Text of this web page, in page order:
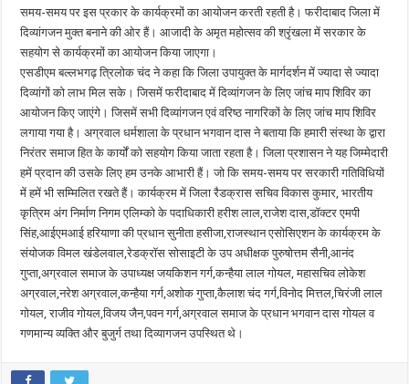
समय-समय पर इस प्रकार के कार्यक्रमों का आयोजन करती रहती है। फरीदाबाद जिला में
दिव्यांगजन मुक्त बनाने की ओर हैं। आजादी के अमृत महोत्सव की श्रृंखला में सरकार के
सहयोग से कार्यक्रमों का आयोजन किया जाएगा।
एसडीएम बल्लभगढ़ त्रिलोक चंद ने कहा कि जिला उपायुक्त के मार्गदर्शन में ज्यादा से ज्यादा
दिव्यांगों को लाभ मिल सके। जिसमें फरीदाबाद में दिव्यांगजन के लिए जांच माप शिविर का
आयोजन किए जाएंगे। जिसमें सभी दिव्यांगजन एवं वरिष्ठ नागरिकों के लिए जांच माप शिविर
लगाया गया है। अग्रवाल धर्मशाला के प्रधान भगवान दास ने बताया कि हमारी संस्था के द्वारा
निरंतर समाज हित के कार्यों को सहयोग किया जाता रहता है। जिला प्रशासन ने यह जिम्मेदारी
हमें प्रदान की उसके लिए हम उनके आभारी हैं। जो कि समय-समय पर सरकारी गतिविधियों
में हमें भी सम्मिलित रखते हैं। कार्यक्रम में जिला रैडक्रास सचिव विकास कुमार, भारतीय
कृत्रिम अंग निर्माण निगम एलिम्को के पदाधिकारी हरीश लाल,राजेश दास,डॉक्टर एमपी
सिंह,आईएमआई हरियाणा की प्रधान सुनीता हसीजा,राजस्थान एसोसिएशन के कार्यक्रम के
संयोजक विमल खंडेलवाल,रेडक्रॉस सोसाइटी के उप अधीक्षक पुरुषोत्तम सैनी,आनंद
गुप्ता,अग्रवाल समाज के उपाध्यक्ष जयकिशन गर्ग,कन्हैया लाल गोयल, महासचिव लोकेश
अग्रवाल,नरेश अग्रवाल,कन्हैया गर्ग,अशोक गुप्ता,कैलाश चंद गर्ग,विनोद मित्तल,चिरंजी लाल
गोयल, राजीव गोयल,विजय जैन,पवन गर्ग,अग्रवाल समाज के प्रधान भगवान दास गोयल व
गणमान्य व्यक्ति और बुजुर्ग तथा दिव्यागजन उपस्थित थे।